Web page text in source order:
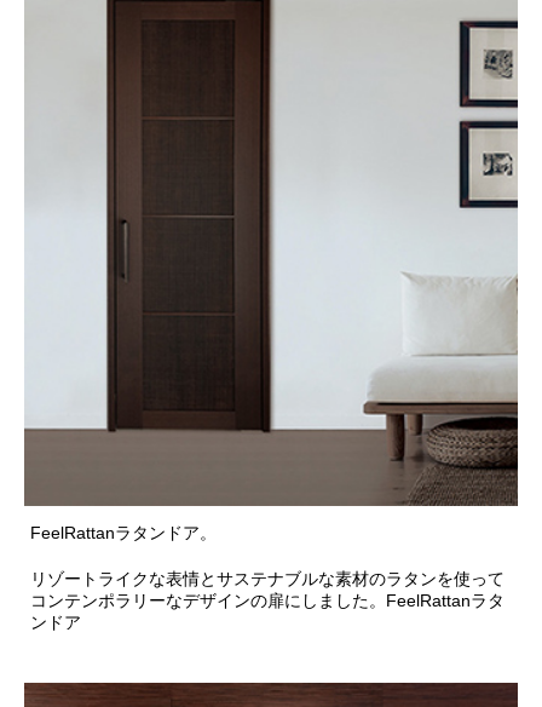
FeelRattanラタンドア。
リゾートライクな表情とサステナブルな素材のラタンを使って
コンテンポラリーなデザインの扉にしました。FeelRattanラタ
ンドア